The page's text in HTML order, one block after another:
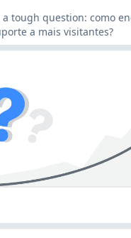
tough question: como
a mais visitantes?